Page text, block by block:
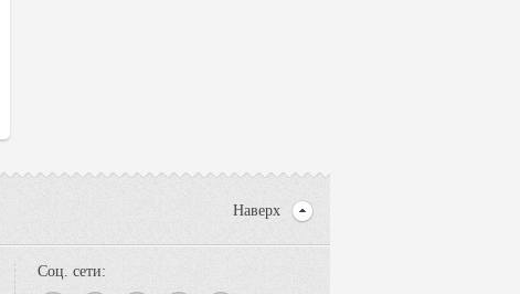
Наверх
Соц. сети: